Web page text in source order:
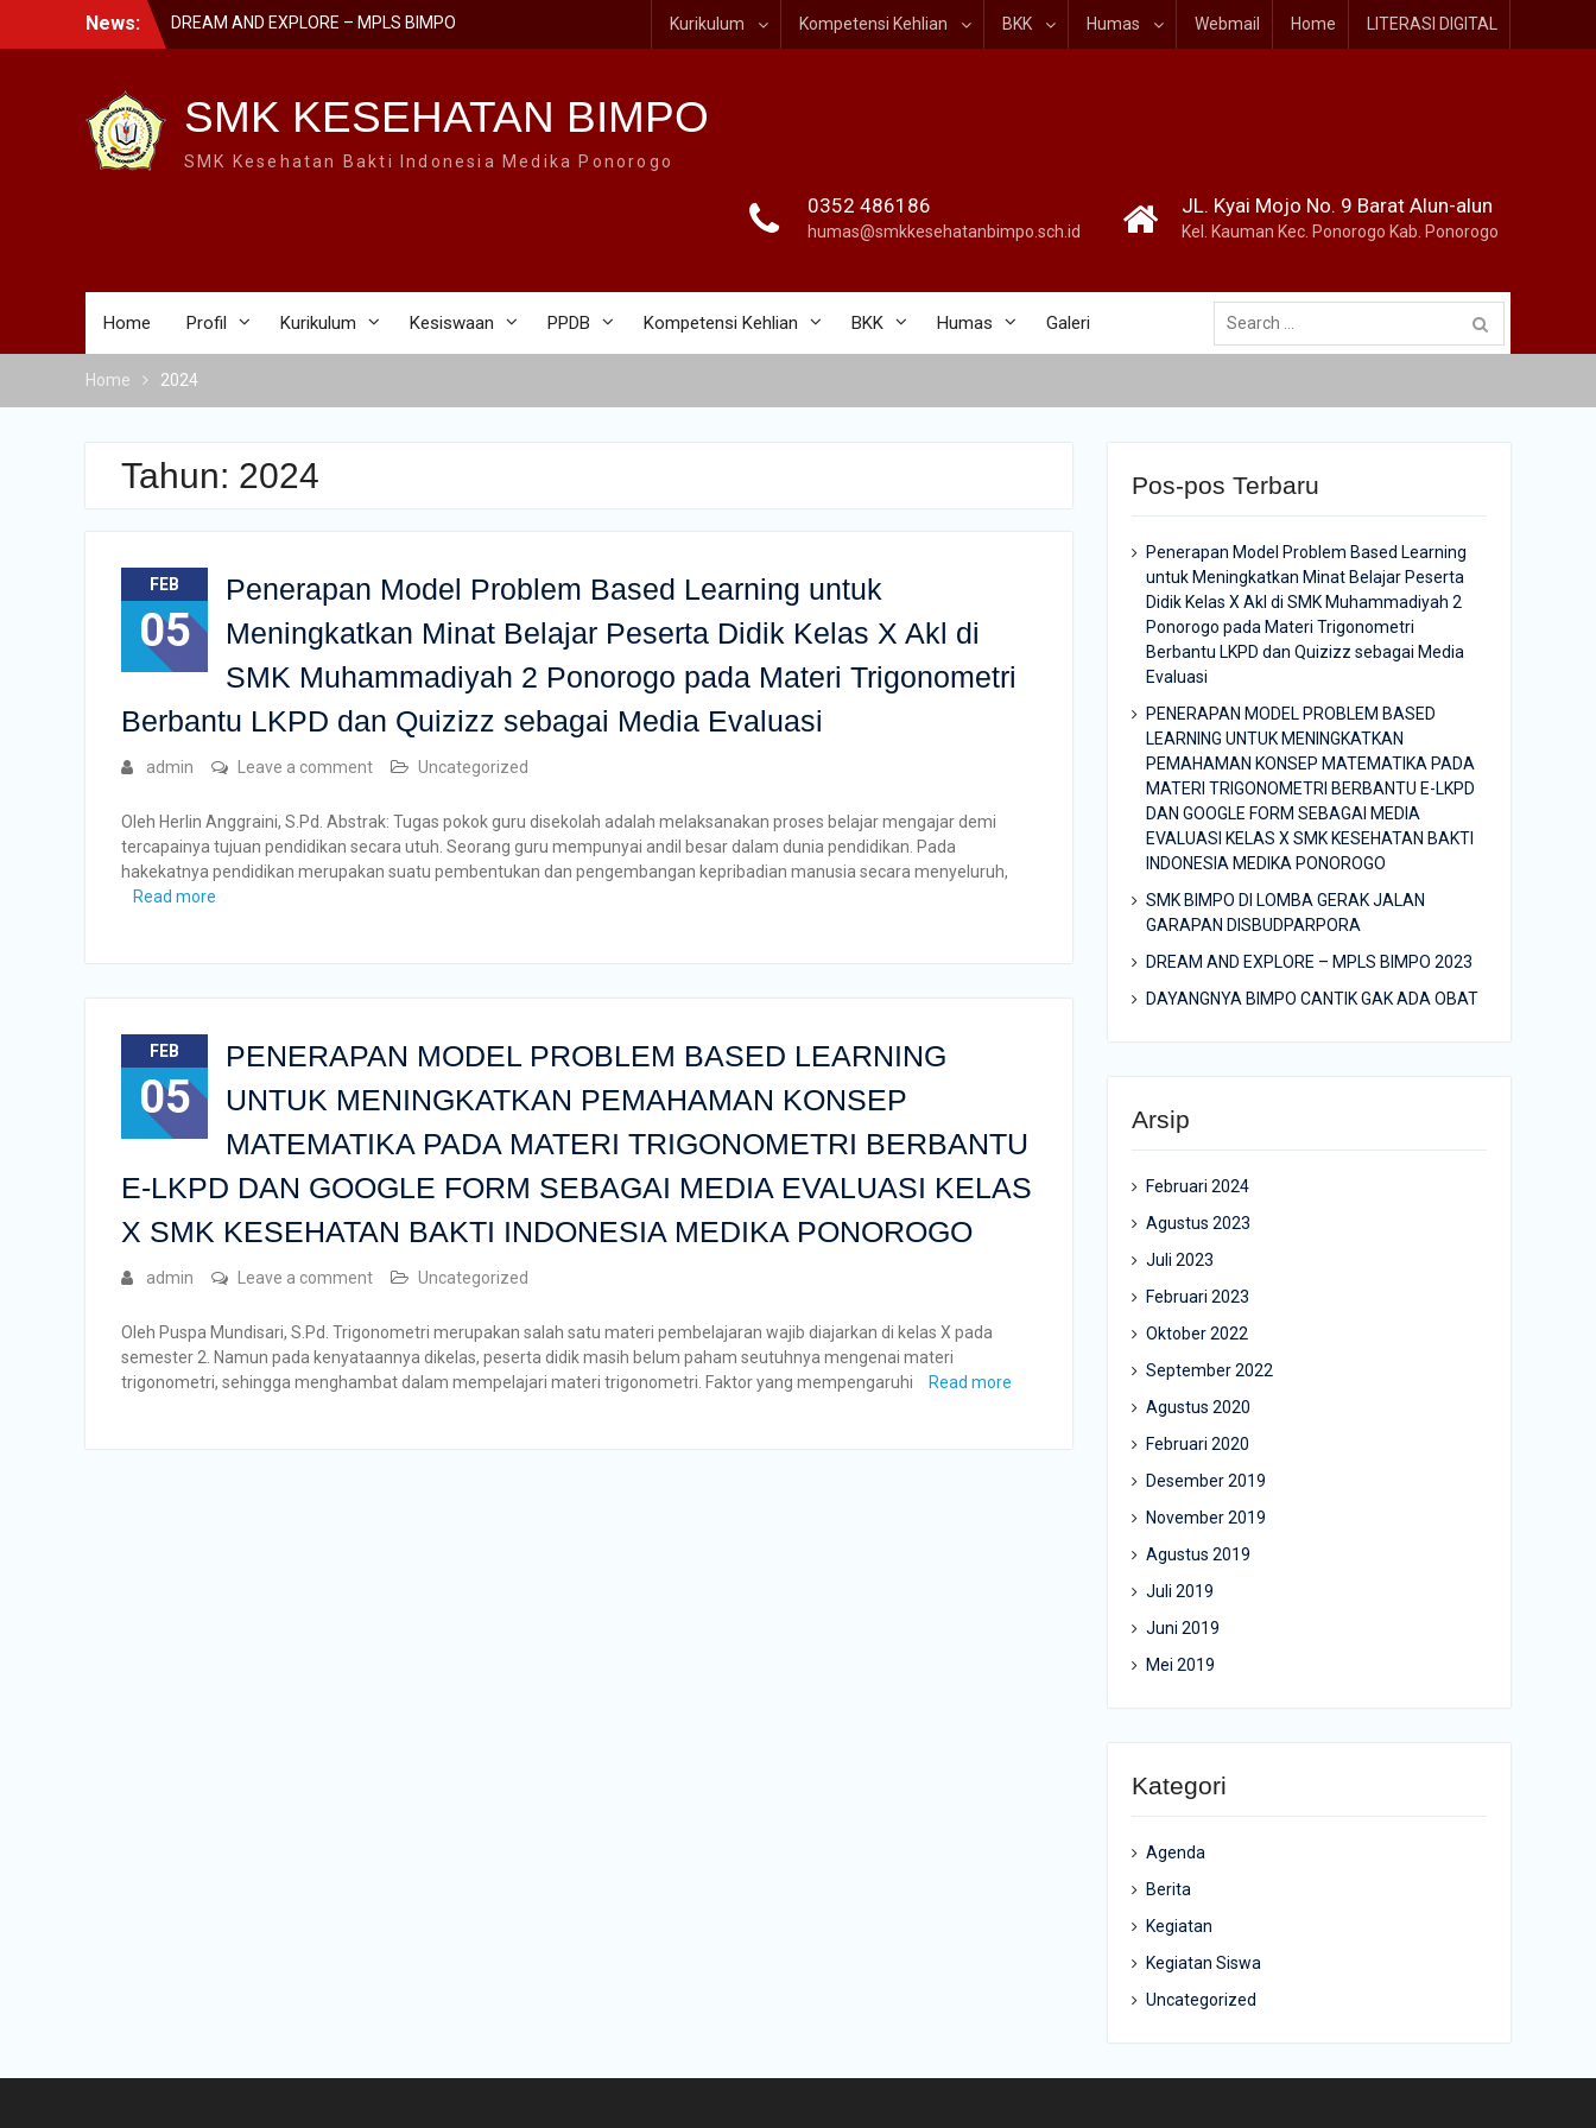
News:
DREAM AND EXPLORE – MPLS BIMPO
2023
SMK BIMPO DI LOMBA GERAK JALAN
Kurikulum Kompetensi Kehlian BKK Humas Webmail Home LITERASI DIGITAL
SMK KESEHATAN BIMPO
SMK Kesehatan Bakti Indonesia Medika Ponorogo
0352 486186
humas@smkkesehatanbimpo.sch.id
JL. Kyai Mojo No. 9 Barat Alun-alun
Kel. Kauman Kec. Ponorogo Kab. Ponorogo
Home Profil Kurikulum Kesiswaan PPDB Kompetensi Kehlian BKK Humas Galeri
Search
for:
Home 2024
Tahun: 2024
FEB
05
Penerapan Model Problem Based Learning untuk
Meningkatkan Minat Belajar Peserta Didik Kelas X Akl di
SMK Muhammadiyah 2 Ponorogo pada Materi Trigonometri
Berbantu LKPD dan Quizizz sebagai Media Evaluasi
admin Leave a comment Uncategorized
Oleh Herlin Anggraini, S.Pd. Abstrak: Tugas pokok guru disekolah adalah melaksanakan proses belajar mengajar demi
tercapainya tujuan pendidikan secara utuh. Seorang guru mempunyai andil besar dalam dunia pendidikan. Pada
hakekatnya pendidikan merupakan suatu pembentukan dan pengembangan kepribadian manusia secara menyeluruh,
Read more
FEB
05
PENERAPAN MODEL PROBLEM BASED LEARNING
UNTUK MENINGKATKAN PEMAHAMAN KONSEP
MATEMATIKA PADA MATERI TRIGONOMETRI BERBANTU
E-LKPD DAN GOOGLE FORM SEBAGAI MEDIA EVALUASI KELAS
X SMK KESEHATAN BAKTI INDONESIA MEDIKA PONOROGO
admin Leave a comment Uncategorized
Oleh Puspa Mundisari, S.Pd. Trigonometri merupakan salah satu materi pembelajaran wajib diajarkan di kelas X pada
semester 2. Namun pada kenyataannya dikelas, peserta didik masih belum paham seutuhnya mengenai materi
trigonometri, sehingga menghambat dalam mempelajari materi trigonometri. Faktor yang mempengaruhi
Read more
Pos-pos Terbaru
Penerapan Model Problem Based Learning
untuk Meningkatkan Minat Belajar Peserta
Didik Kelas X Akl di SMK Muhammadiyah 2
Ponorogo pada Materi Trigonometri
Berbantu LKPD dan Quizizz sebagai Media
Evaluasi
PENERAPAN MODEL PROBLEM BASED
LEARNING UNTUK MENINGKATKAN
PEMAHAMAN KONSEP MATEMATIKA PADA
MATERI TRIGONOMETRI BERBANTU E-LKPD
DAN GOOGLE FORM SEBAGAI MEDIA
EVALUASI KELAS X SMK KESEHATAN BAKTI
INDONESIA MEDIKA PONOROGO
SMK BIMPO DI LOMBA GERAK JALAN
GARAPAN DISBUDPARPORA
DREAM AND EXPLORE – MPLS BIMPO 2023
DAYANGNYA BIMPO CANTIK GAK ADA OBAT
Arsip
Februari 2024
Agustus 2023
Juli 2023
Februari 2023
Oktober 2022
September 2022
Agustus 2020
Februari 2020
Desember 2019
November 2019
Agustus 2019
Juli 2019
Juni 2019
Mei 2019
Kategori
Agenda
Berita
Kegiatan
Kegiatan Siswa
Uncategorized